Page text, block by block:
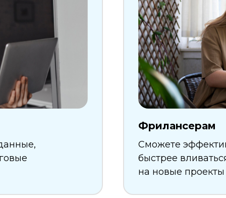
Фрилансерам
Сможете
быстрее
на новые проекты